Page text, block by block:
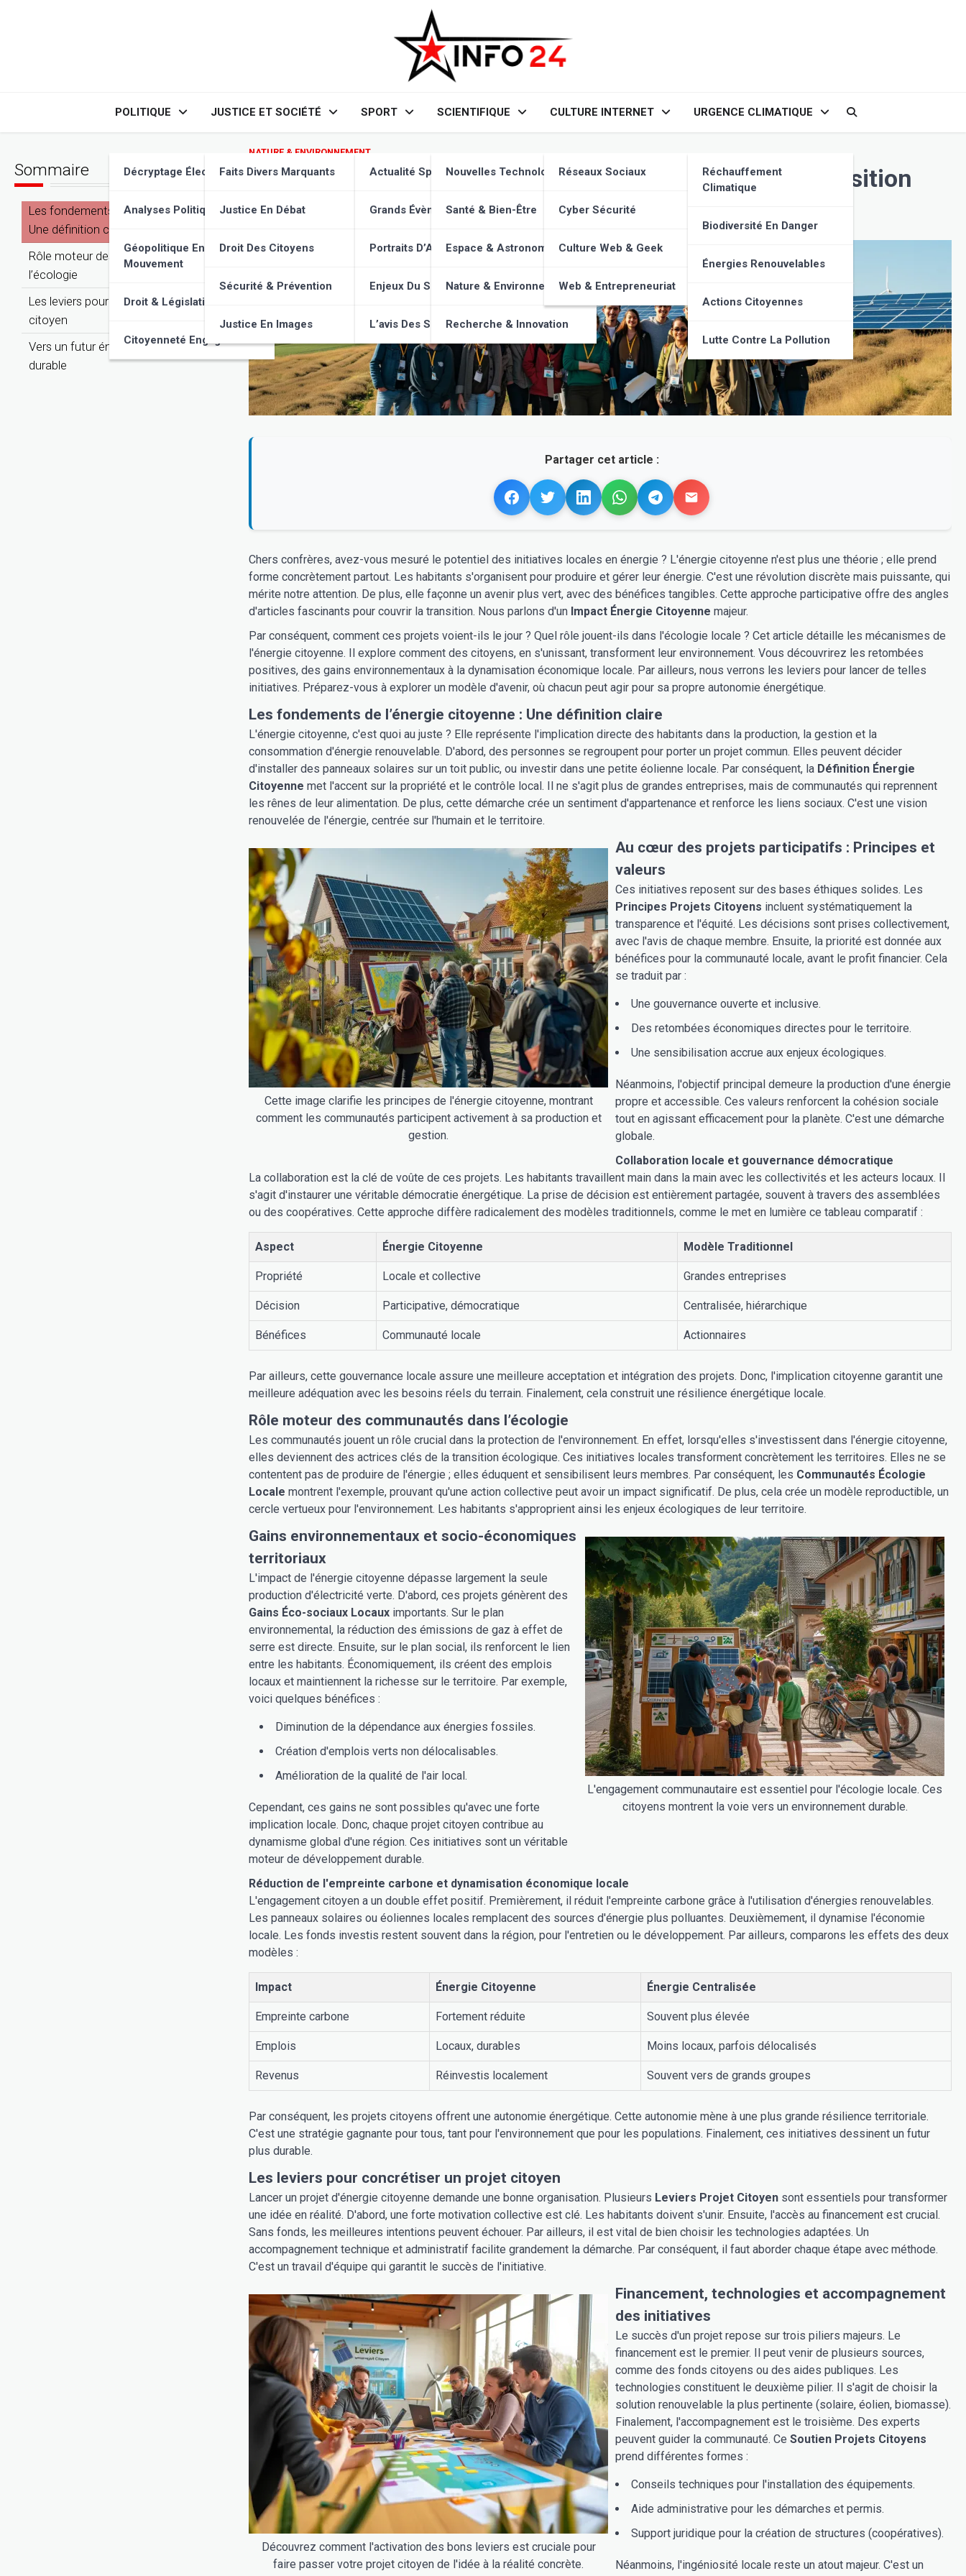
POLITIQUE
Décryptage Élections
Analyses Politiques
Géopolitique En
Mouvement
Droit & Législation
Citoyenneté Engagée
JUSTICE ET SOCIÉTÉ
Faits Divers Marquants
Justice En Débat
Droit Des Citoyens
Sécurité & Prévention
Justice En Images
SPORT
Actualité Sportive
Grands Évènements
Portraits D’Athlètes
Enjeux Du Sport
L’avis Des Supporters
SCIENTIFIQUE
Nouvelles Technologies
Santé & Bien-Être
Espace & Astronomie
Nature & Environnement
Recherche & Innovation
CULTURE INTERNET
Réseaux Sociaux
Cyber Sécurité
Culture Web & Geek
Web & Entrepreneuriat
URGENCE CLIMATIQUE
Réchauffement
Climatique
Biodiversité En Danger
Énergies Renouvelables
Actions Citoyennes
Lutte Contre La Pollution
NATURE & ENVIRONNEMENT
Énergie citoyenne : Découvrez l’impact local sur la transition
écologique.
Partager cet article :
Chers confrères, avez-vous mesuré le potentiel des initiatives locales en énergie ? L'énergie citoyenne n'est plus une théorie ; elle prend
forme concrètement partout. Les habitants s'organisent pour produire et gérer leur énergie. C'est une révolution discrète mais puissante, qui
mérite notre attention. De plus, elle façonne un avenir plus vert, avec des bénéfices tangibles. Cette approche participative offre des angles
d'articles fascinants pour couvrir la transition. Nous parlons d'un Impact Énergie Citoyenne majeur.
Par conséquent, comment ces projets voient-ils le jour ? Quel rôle jouent-ils dans l'écologie locale ? Cet article détaille les mécanismes de
l'énergie citoyenne. Il explore comment des citoyens, en s'unissant, transforment leur environnement. Vous découvrirez les retombées
positives, des gains environnementaux à la dynamisation économique locale. Par ailleurs, nous verrons les leviers pour lancer de telles
initiatives. Préparez-vous à explorer un modèle d'avenir, où chacun peut agir pour sa propre autonomie énergétique.
Les fondements de l’énergie citoyenne : Une définition claire
L'énergie citoyenne, c'est quoi au juste ? Elle représente l'implication directe des habitants dans la production, la gestion et la
consommation d'énergie renouvelable. D'abord, des personnes se regroupent pour porter un projet commun. Elles peuvent décider
d'installer des panneaux solaires sur un toit public, ou investir dans une petite éolienne locale. Par conséquent, la Définition Énergie
Citoyenne met l'accent sur la propriété et le contrôle local. Il ne s'agit plus de grandes entreprises, mais de communautés qui reprennent
les rênes de leur alimentation. De plus, cette démarche crée un sentiment d'appartenance et renforce les liens sociaux. C'est une vision
renouvelée de l'énergie, centrée sur l'humain et le territoire.
Cette image clarifie les principes de l'énergie citoyenne, montrant
comment les communautés participent activement à sa production et
gestion.
Au cœur des projets participatifs : Principes et
valeurs
Ces initiatives reposent sur des bases éthiques solides. Les
Principes Projets Citoyens incluent systématiquement la
transparence et l'équité. Les décisions sont prises collectivement,
avec l'avis de chaque membre. Ensuite, la priorité est donnée aux
bénéfices pour la communauté locale, avant le profit financier. Cela
se traduit par :
Une gouvernance ouverte et inclusive.
Des retombées économiques directes pour le territoire.
Une sensibilisation accrue aux enjeux écologiques.
Néanmoins, l'objectif principal demeure la production d'une énergie
propre et accessible. Ces valeurs renforcent la cohésion sociale
tout en agissant efficacement pour la planète. C'est une démarche
globale.
Collaboration locale et gouvernance démocratique
La collaboration est la clé de voûte de ces projets. Les habitants travaillent main dans la main avec les collectivités et les acteurs locaux. Il
s'agit d'instaurer une véritable démocratie énergétique. La prise de décision est entièrement partagée, souvent à travers des assemblées
ou des coopératives. Cette approche diffère radicalement des modèles traditionnels, comme le met en lumière ce tableau comparatif :
Aspect Énergie Citoyenne Modèle Traditionnel
Propriété Locale et collective Grandes entreprises
Décision Participative, démocratique Centralisée, hiérarchique
Bénéfices Communauté locale Actionnaires
Par ailleurs, cette gouvernance locale assure une meilleure acceptation et intégration des projets. Donc, l'implication citoyenne garantit une
meilleure adéquation avec les besoins réels du terrain. Finalement, cela construit une résilience énergétique locale.
Rôle moteur des communautés dans l’écologie
Les communautés jouent un rôle crucial dans la protection de l'environnement. En effet, lorsqu'elles s'investissent dans l'énergie citoyenne,
elles deviennent des actrices clés de la transition écologique. Ces initiatives locales transforment concrètement les territoires. Elles ne se
contentent pas de produire de l'énergie ; elles éduquent et sensibilisent leurs membres. Par conséquent, les Communautés Écologie
Locale montrent l'exemple, prouvant qu'une action collective peut avoir un impact significatif. De plus, cela crée un modèle reproductible, un
cercle vertueux pour l'environnement. Les habitants s'approprient ainsi les enjeux écologiques de leur territoire.
L'engagement communautaire est essentiel pour l'écologie locale. Ces
citoyens montrent la voie vers un environnement durable.
Gains environnementaux et socio-économiques
territoriaux
L'impact de l'énergie citoyenne dépasse largement la seule
production d'électricité verte. D'abord, ces projets génèrent des
Gains Éco-sociaux Locaux importants. Sur le plan
environnemental, la réduction des émissions de gaz à effet de
serre est directe. Ensuite, sur le plan social, ils renforcent le lien
entre les habitants. Économiquement, ils créent des emplois
locaux et maintiennent la richesse sur le territoire. Par exemple,
voici quelques bénéfices :
Diminution de la dépendance aux énergies fossiles.
Création d'emplois verts non délocalisables.
Amélioration de la qualité de l'air local.
Cependant, ces gains ne sont possibles qu'avec une forte
implication locale. Donc, chaque projet citoyen contribue au
dynamisme global d'une région. Ces initiatives sont un véritable
moteur de développement durable.
Réduction de l'empreinte carbone et dynamisation économique locale
L'engagement citoyen a un double effet positif. Premièrement, il réduit l'empreinte carbone grâce à l'utilisation d'énergies renouvelables.
Les panneaux solaires ou éoliennes locales remplacent des sources d'énergie plus polluantes. Deuxièmement, il dynamise l'économie
locale. Les fonds investis restent souvent dans la région, pour l'entretien ou le développement. Par ailleurs, comparons les effets des deux
modèles :
Impact Énergie Citoyenne Énergie Centralisée
Empreinte carbone Fortement réduite Souvent plus élevée
Emplois Locaux, durables Moins locaux, parfois délocalisés
Revenus Réinvestis localement Souvent vers de grands groupes
Par conséquent, les projets citoyens offrent une autonomie énergétique. Cette autonomie mène à une plus grande résilience territoriale.
C'est une stratégie gagnante pour tous, tant pour l'environnement que pour les populations. Finalement, ces initiatives dessinent un futur
plus durable.
Les leviers pour concrétiser un projet citoyen
Lancer un projet d'énergie citoyenne demande une bonne organisation. Plusieurs Leviers Projet Citoyen sont essentiels pour transformer
une idée en réalité. D'abord, une forte motivation collective est clé. Les habitants doivent s'unir. Ensuite, l'accès au financement est crucial.
Sans fonds, les meilleures intentions peuvent échouer. Par ailleurs, il est vital de bien choisir les technologies adaptées. Un
accompagnement technique et administratif facilite grandement la démarche. Par conséquent, il faut aborder chaque étape avec méthode.
C'est un travail d'équipe qui garantit le succès de l'initiative.
Découvrez comment l'activation des bons leviers est cruciale pour
faire passer votre projet citoyen de l'idée à la réalité concrète.
Financement, technologies et accompagnement
des initiatives
Le succès d'un projet repose sur trois piliers majeurs. Le
financement est le premier. Il peut venir de plusieurs sources,
comme des fonds citoyens ou des aides publiques. Les
technologies constituent le deuxième pilier. Il s'agit de choisir la
solution renouvelable la plus pertinente (solaire, éolien, biomasse).
Finalement, l'accompagnement est le troisième. Des experts
peuvent guider la communauté. Ce Soutien Projets Citoyens
prend différentes formes :
Conseils techniques pour l'installation des équipements.
Aide administrative pour les démarches et permis.
Support juridique pour la création de structures (coopératives).
Néanmoins, l'ingéniosité locale reste un atout majeur. C'est un
Sommaire
Les fondements de l’énergie citoyenne :
Une définition claire
Rôle moteur des communautés dans
l’écologie
Les leviers pour concrétiser un projet
citoyen
Vers un futur énergétique participatif et
durable